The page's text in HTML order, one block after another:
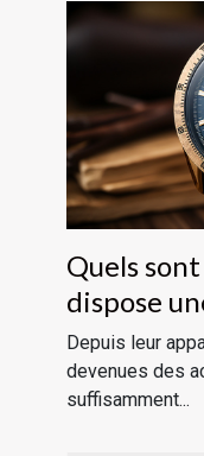
Quels
dispose
Depuis leur
devenues des
suffisamment...